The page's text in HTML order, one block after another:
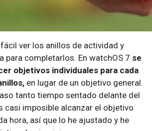
ver los anillos de actividad y
para completarlos. En watchOS 7 se
objetivos individuales para cada
en lugar de un objetivo general.
tanto tiempo sentado delante del
casi imposible alcanzar el objetivo
hora, así que lo he ajustado y he